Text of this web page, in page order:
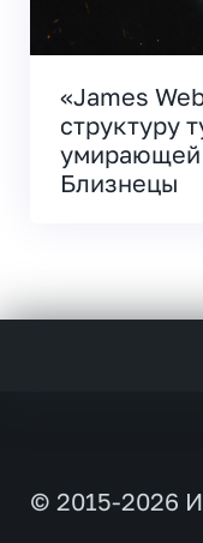
«James
структуру
умирающей
Близнецы
© 2015-2026